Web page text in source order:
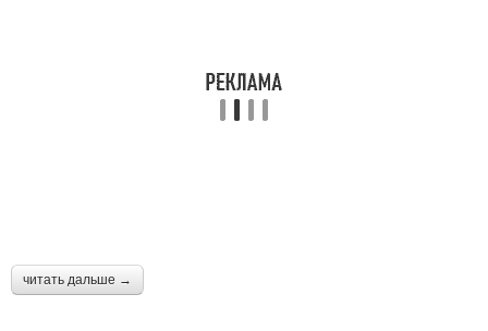
читать дальше →